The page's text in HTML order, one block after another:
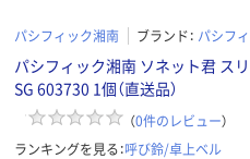
パシフィック湘南 ブランド： パシフ
パシフィック湘南 ソネット君 ス
SG 603730 1個（直送品）
（0件のレビュー）
ランキングを見る：呼び鈴/卓上ベル